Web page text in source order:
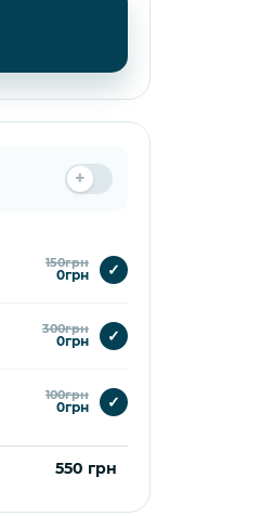
150грн
0грн ✓
300грн
0грн ✓
100грн
0грн ✓
550 грн